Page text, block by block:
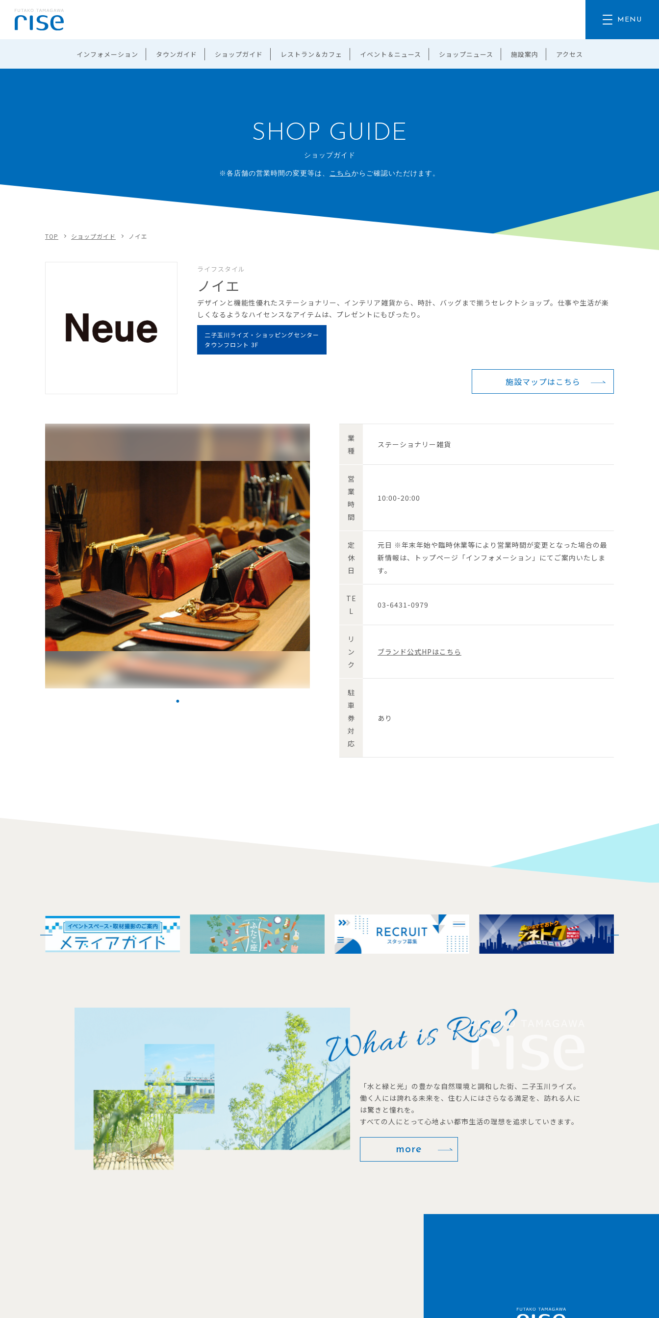
インフォメーション タウンガイド ショップガイド レストラン＆カフェ イベント＆ニュース ショップニュース 施設案内 アクセス
SHOP GUIDE
ショップガイド
※各店舗の営業時間の変更等は、 こちら からご確認いただけます。
TOP ショップガイド ノイエ
ライフスタイル
ノイエ
デザインと機能性優れたステーショナリー、インテリア雑貨から、時計、バッグまで揃うセレクトショップ。仕事や生活が楽
しくなるようなハイセンスなアイテムは、プレゼントにもぴったり。
二子玉川ライズ・ショッピングセンター
タウンフロント 3F
施設マップはこちら
業
種
ステーショナリー雑貨
営
業
時
間
10:00-20:00
定
休
日
元日 ※年末年始や臨時休業等により営業時間が変更となった場合の最
新情報は、トップページ「インフォメーション」にてご案内いたしま
す。
TE
L
03-6431-0979
リ
ン
ク
ブランド公式HPはこちら
駐
車
券
対
応
あり
「水と緑と光」の豊かな自然環境と調和した街、二子玉川ライズ。
働く人には誇れる未来を、住む人にはさらなる満足を、訪れる人に
は驚きと憧れを。
すべての人にとって心地よい都市生活の理想を追求していきます。
more